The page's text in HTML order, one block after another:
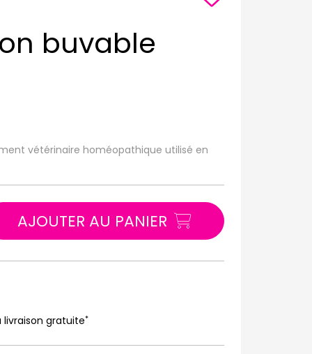
buvable
vétérinaire homéopathique utilisé en
AJOUTER AU PANIER
gratuite*